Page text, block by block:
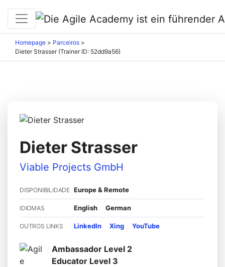
Homepage > Parceiros >
Dieter Strasser (Trainer ID: 52dd9a56)
Dieter Strasser
Viable Projects GmbH
DISPONIBILIDADE Europe & Remote
IDIOMAS English German
OUTROS LINKS LinkedIn Xing YouTube
Ambassador Level 2
Educator Level 3